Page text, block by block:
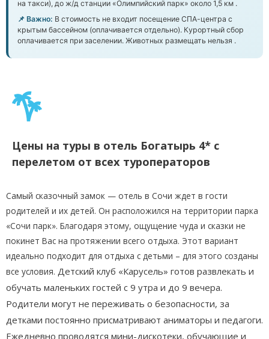
на такси), до ж/д станции «Олимпийский парк» около 1,5 км .
📌 Важно: В стоимость не входит посещение СПА-центра с
крытым бассейном (оплачивается отдельно). Курортный сбор
оплачивается при заселении. Животных размещать нельзя .
Цены на туры в отель Богатырь 4* с
перелетом от всех туроператоров
Самый сказочный замок — отель в Сочи ждет в гости
родителей и их детей. Он расположился на территории парка
«Сочи парк». Благодаря этому, ощущение чуда и сказки не
покинет Вас на протяжении всего отдыха. Этот вариант
идеально подходит для отдыха с детьми – для этого созданы
все условия. Детский клуб «Карусель» готов развлекать и
обучать маленьких гостей с 9 утра и до 9 вечера.
Родители могут не переживать о безопасности, за
детками постоянно присматривают аниматоры и педагоги.
Ежедневно проводятся мини-дискотеки, обучающие и